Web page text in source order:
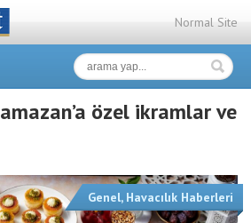
Normal Site
özel ikramlar ve
Genel, Havacılık Haberleri